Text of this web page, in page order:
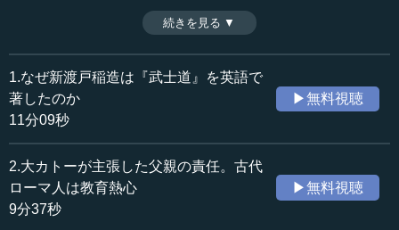
実さが不可欠だった。実はローマにも共通する誠実さの
源、ローマでは父祖の遺風、江戸では武士道だったのでは
ないだろうか。（全6話中第1話）
※インタビュアー：川上達史（テンミニッツTV編集長）
収録日：2021年7月16日
追加日：2022年11月12日
カテゴリー：
歴史・民族
≪全文≫
●ソフィスティケートのために必要な誠実さとは
―― 皆様、こんにちは。本日は本村凌二先生の「江戸と
続きを見る ▼
1.なぜ新渡戸稲造は『武士道』を英語で
著したのか
11分09秒
▶無料視聴
2.大カトーが主張した父親の責任。古代
ローマ人は教育熱心
9分37秒
▶無料視聴